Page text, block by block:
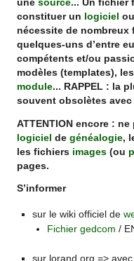
unesource... Un fichier
constituer un logiciel
nécessite de
quelques-uns d’entre
compétents et/ou
modèles (templates),
module... RAPPEL : la
souvent obsolètes
ATTENTION encore :
logiciel degénéalogie,
les fichiers images (ou
pages.
S’informer
sur le wiki officiel de
Fichier gedcom /
sur lorand.org =>